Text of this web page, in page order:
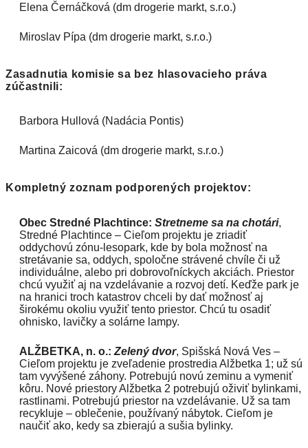
Elena Černáčková (dm drogerie markt, s.r.o.)
Miroslav Pípa (dm drogerie markt, s.r.o.)
Zasadnutia komisie sa bez hlasovacieho práva
zúčastnili:
Barbora Hullová (Nadácia Pontis)
Martina Zaicová (dm drogerie markt, s.r.o.)
Kompletný zoznam podporených projektov:
Obec Stredné Plachtince: Stretneme sa na chotári,
Stredné Plachtince – Cieľom projektu je zriadiť
oddychovú zónu-lesopark, kde by bola možnosť na
stretávanie sa, oddych, spoločne strávené chvíle či už
individuálne, alebo pri dobrovoľníckych akciách. Priestor
chcú využiť aj na vzdelávanie a rozvoj detí. Keďže park je
na hranici troch katastrov chceli by dať možnosť aj
širokému okoliu využiť tento priestor. Chcú tu osadiť
ohnisko, lavičky a solárne lampy.
ALŽBETKA, n. o.: Zelený dvor, Spišská Nová Ves –
Cieľom projektu je zveľadenie prostredia Alžbetka 1; už sú
tam vyvýšené záhony. Potrebujú novú zeminu a vymeniť
kôru. Nové priestory Alžbetka 2 potrebujú oživiť bylinkami,
rastlinami. Potrebujú priestor na vzdelávanie. Už sa tam
recykluje – oblečenie, používaný nábytok. Cieľom je
naučiť ako, kedy sa zbierajú a sušia bylinky.